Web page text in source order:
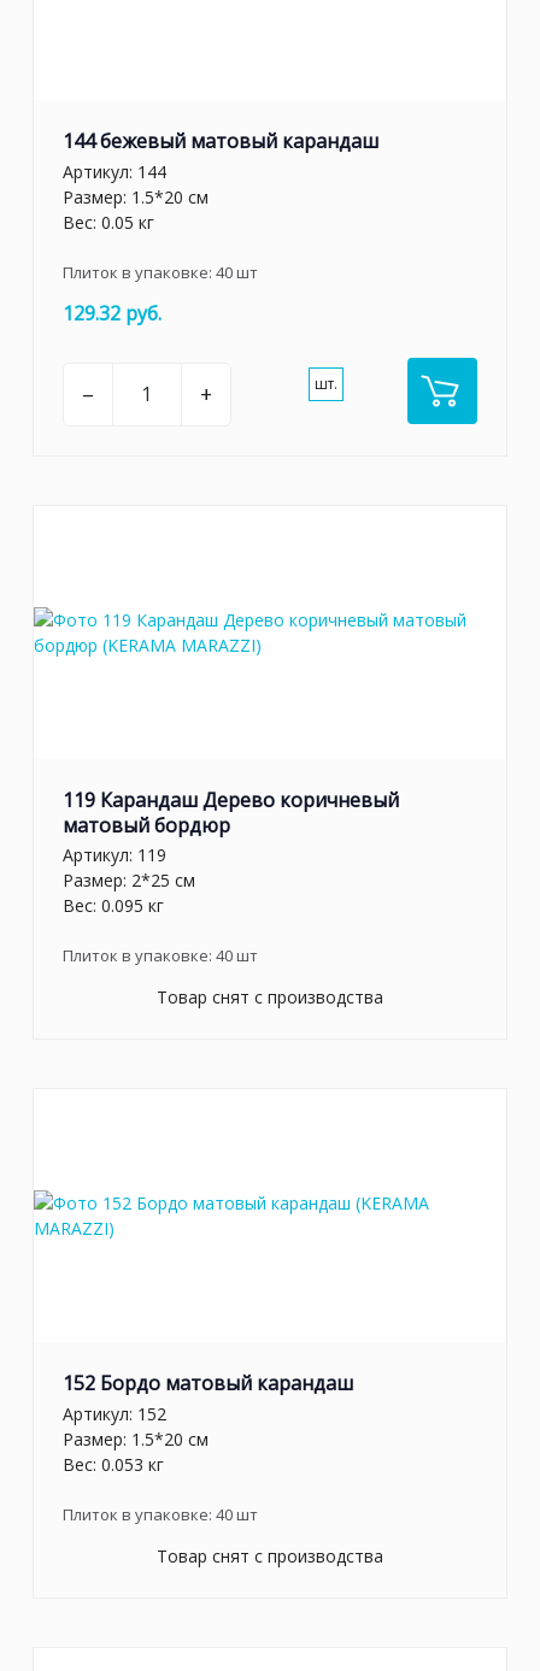
144 бежевый матовый карандаш
Артикул: 144
Размер: 1.5*20 см
Вес: 0.05 кг
Плиток в упаковке: 40шт
129.32 руб.
– + шт.
119 Карандаш Дерево коричневый
матовый бордюр
Артикул: 119
Размер: 2*25 см
Вес: 0.095 кг
Плиток в упаковке: 40шт
Товар снят с производства
152 Бордо матовый карандаш
Артикул: 152
Размер: 1.5*20 см
Вес: 0.053 кг
Плиток в упаковке: 40шт
Товар снят с производства